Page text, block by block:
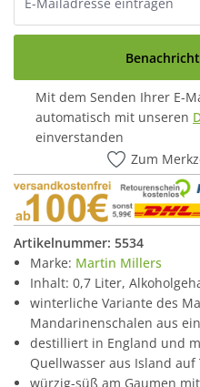
Mit dem Senden Ihrer E-
automatisch mit unseren
einverstanden
Zum
Artikelnummer: 5534
Marke: Martin Millers
Inhalt: 0,7 Liter,
winterliche Variante des
Mandarinenschalen aus
destilliert in England und
Quellwasser aus Island
würzig-süß am Gaumen